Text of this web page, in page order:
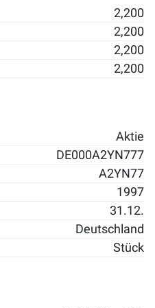
2,200
2,200
2,200
2,200
Aktie
DE000A2YN777
A2YN77
1997
31.12.
Deutschland
Stück